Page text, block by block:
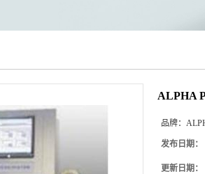
ALPHA
品牌：
发布日期：
更新日期：